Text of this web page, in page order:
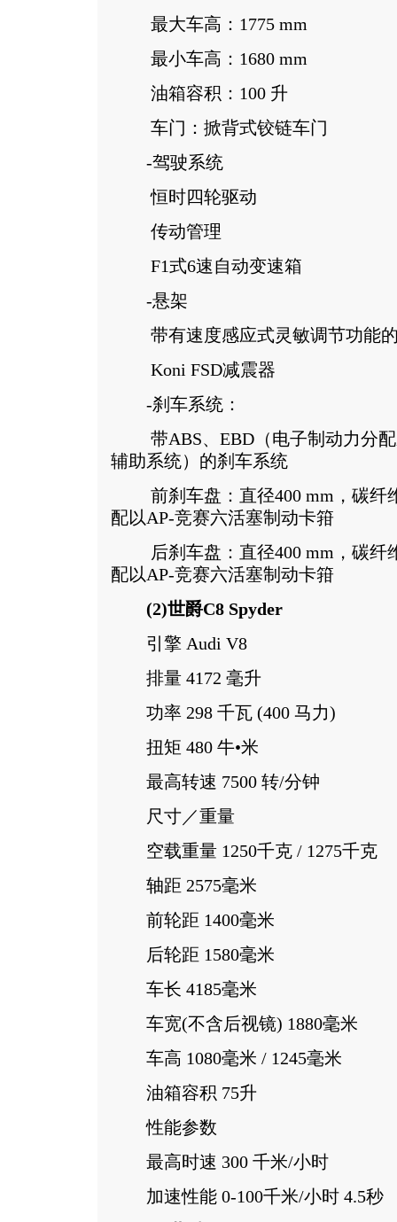
最大车高：1775 mm
最小车高：1680 mm
油箱容积：100 升
车门：掀背式铰链车门
-驾驶系统
恒时四轮驱动
传动管理
F1式6速自动变速箱
-悬架
带有速度感应式灵敏调节功能的
Koni FSD减震器
-刹车系统：
带ABS、EBD（电子制动力分配
辅助系统）的刹车系统
前刹车盘：直径400 mm，碳纤
配以AP-竞赛六活塞制动卡箝
后刹车盘：直径400 mm，碳纤
配以AP-竞赛六活塞制动卡箝
(2)世爵C8 Spyder
引擎 Audi V8
排量 4172 毫升
功率 298 千瓦 (400 马力)
扭矩 480 牛•米
最高转速 7500 转/分钟
尺寸／重量
空载重量 1250千克 / 1275千克
轴距 2575毫米
前轮距 1400毫米
后轮距 1580毫米
车长 4185毫米
车宽(不含后视镜) 1880毫米
车高 1080毫米 / 1245毫米
油箱容积 75升
性能参数
最高时速 300 千米/小时
加速性能 0-100千米/小时 4.5秒